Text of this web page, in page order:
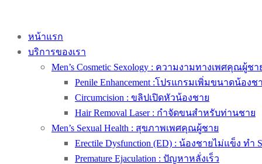
หน้าแรก
บริการของเรา
Men’s Cosmetic Sexology : ความงามทางเพศคุณผู้ชา
Penile Enhancement :โปรแกรมเพิ่มขนาดน้องช
Circumcision : ขลิปเปิดหัวน้องชาย
Hair Removal Laser : กำจัดขนสำหรับท่านชาย
Men’s Sexual Health : สุขภาพเพศคุณผู้ชาย
Erectile Dysfunction (ED) : น้องชายไม่แข็ง ทำ
Premature Ejaculation : ปัญหาหลั่งเร็ว